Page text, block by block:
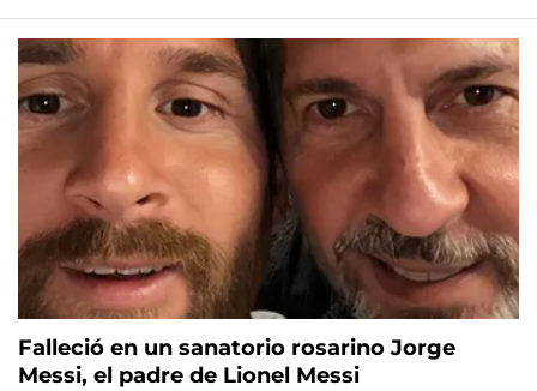
Falleció en un sanatorio rosarino Jorge
Messi, el padre de Lionel Messi